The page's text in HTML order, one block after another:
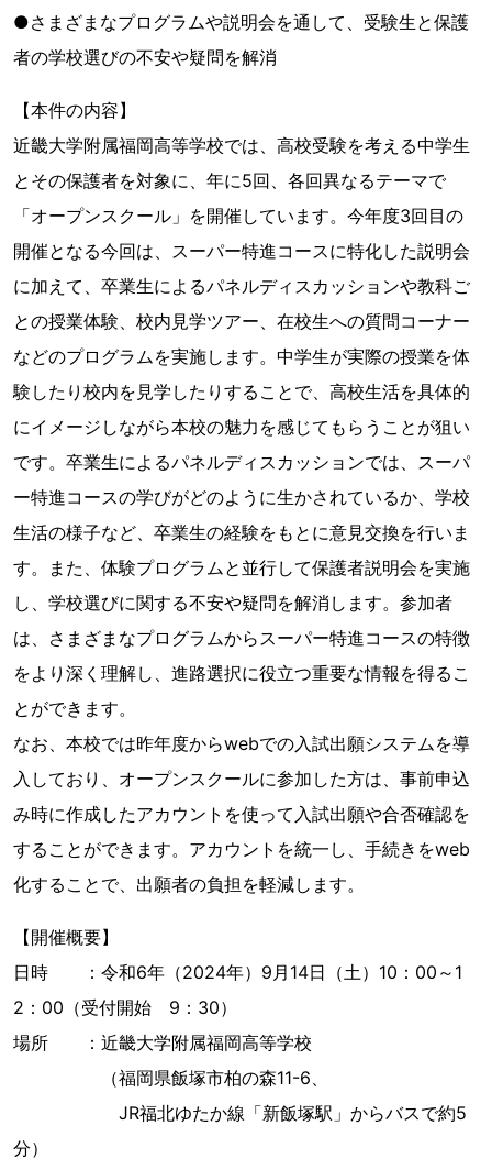
●さまざまなプログラムや説明会を通して、受験生と保護
者の学校選びの不安や疑問を解消
【本件の内容】
近畿大学附属福岡高等学校では、高校受験を考える中学生
とその保護者を対象に、年に5回、各回異なるテーマで
「オープンスクール」を開催しています。今年度3回目の
開催となる今回は、スーパー特進コースに特化した説明会
に加えて、卒業生によるパネルディスカッションや教科ご
との授業体験、校内見学ツアー、在校生への質問コーナー
などのプログラムを実施します。中学生が実際の授業を体
験したり校内を見学したりすることで、高校生活を具体的
にイメージしながら本校の魅力を感じてもらうことが狙い
です。卒業生によるパネルディスカッションでは、スーパ
ー特進コースの学びがどのように生かされているか、学校
生活の様子など、卒業生の経験をもとに意見交換を行いま
す。また、体験プログラムと並行して保護者説明会を実施
し、学校選びに関する不安や疑問を解消します。参加者
は、さまざまなプログラムからスーパー特進コースの特徴
をより深く理解し、進路選択に役立つ重要な情報を得るこ
とができます。
なお、本校では昨年度からwebでの入試出願システムを導
入しており、オープンスクールに参加した方は、事前申込
み時に作成したアカウントを使って入試出願や合否確認を
することができます。アカウントを統一し、手続きをweb
化することで、出願者の負担を軽減します。
【開催概要】
日時 ：令和6年（2024年）9月14日（土）10：00～1
2：00（受付開始 9：30）
場所 ：近畿大学附属福岡高等学校
（福岡県飯塚市柏の森11-6、
JR福北ゆたか線「新飯塚駅」からバスで約5
分）